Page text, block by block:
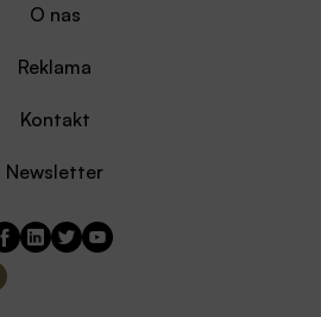
O nas
Reklama
Kontakt
Newsletter